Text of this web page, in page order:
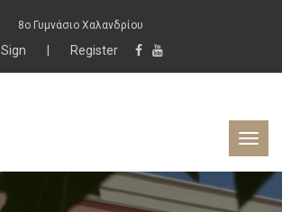
8ο Γυμνάσιο Χαλανδρίου
Sign Register